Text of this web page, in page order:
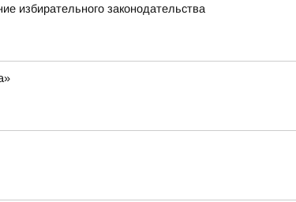
избирательного законодательства